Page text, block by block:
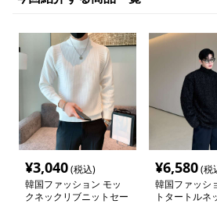
¥3,040(税込)
韓国ファッション モッ
クネックリブニットセー
¥6,580(税
韓国ファッシ
トタートルネ